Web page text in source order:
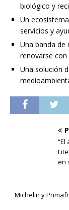
biológico y
Un
servicios y
Una banda de
renovarse
Una solución
en
Michelin y